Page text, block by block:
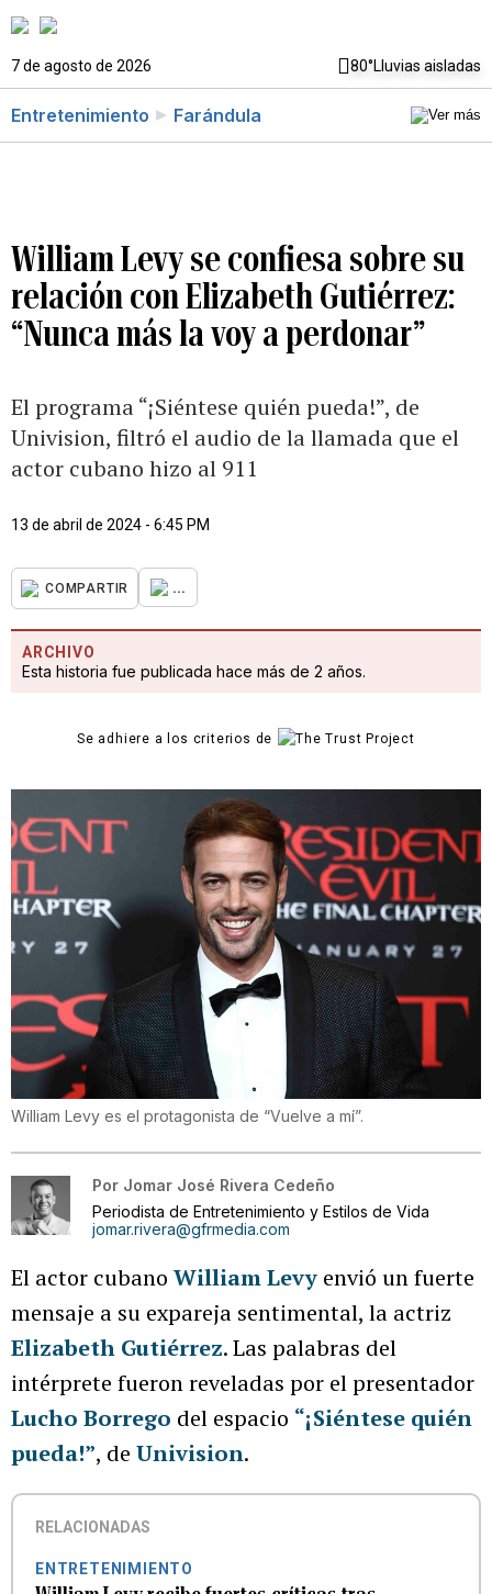
7 de agosto de 2026 80°Lluvias aisladas
Entretenimiento Farándula
William Levy se confiesa sobre su
relación con Elizabeth Gutiérrez:
“Nunca más la voy a perdonar”
El programa “¡Siéntese quién pueda!”, de
Univision, filtró el audio de la llamada que el
actor cubano hizo al 911
13 de abril de 2024 - 6:45 PM
COMPARTIR ...
ARCHIVO
Esta historia fue publicada hace más de 2 años.
Se adhiere a los criterios de
William Levy es el protagonista de “Vuelve a mí”.
Por Jomar José Rivera Cedeño
Periodista de Entretenimiento y Estilos de Vida
jomar.rivera@gfrmedia.com
El actor cubano William Levy envió un fuerte
mensaje a su expareja sentimental, la actriz
Elizabeth Gutiérrez. Las palabras del
intérprete fueron reveladas por el presentador
Lucho Borrego del espacio “¡Siéntese quién
pueda!”, de Univision.
RELACIONADAS
ENTRETENIMIENTO